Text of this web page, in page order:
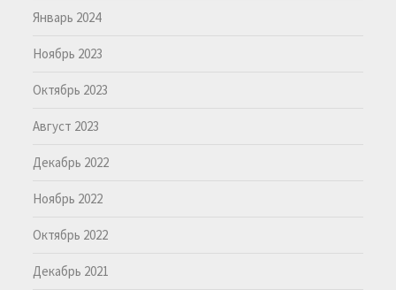
Январь 2024
Ноябрь 2023
Октябрь 2023
Август 2023
Декабрь 2022
Ноябрь 2022
Октябрь 2022
Декабрь 2021